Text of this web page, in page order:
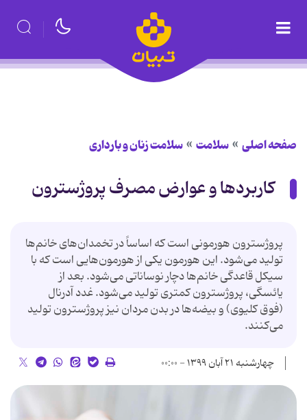
صفحه اصلی سلامت سلامت زنان و بارداری
کاربردها و عوارض مصرف پروژسترون
پروژسترون هورمونی است که اساساً در تخمدان‌های خانم‌ها
تولید می‌شود. این هورمون یکی از هورمون‌هایی است که با
سیکل قاعدگی خانم‌ها دچار نوساناتی می‌شود. بعد از
یائسگی، پروژسترون کمتری تولید می‌شود. غدد آدرنال
(فوق کلیوی) و بیضه‌ها در بدن مردان نیز پروژسترون تولید
می‌کنند.
چهارشنبه ۲۱ آبان ۱۳۹۹ - ۰۰:۰۰